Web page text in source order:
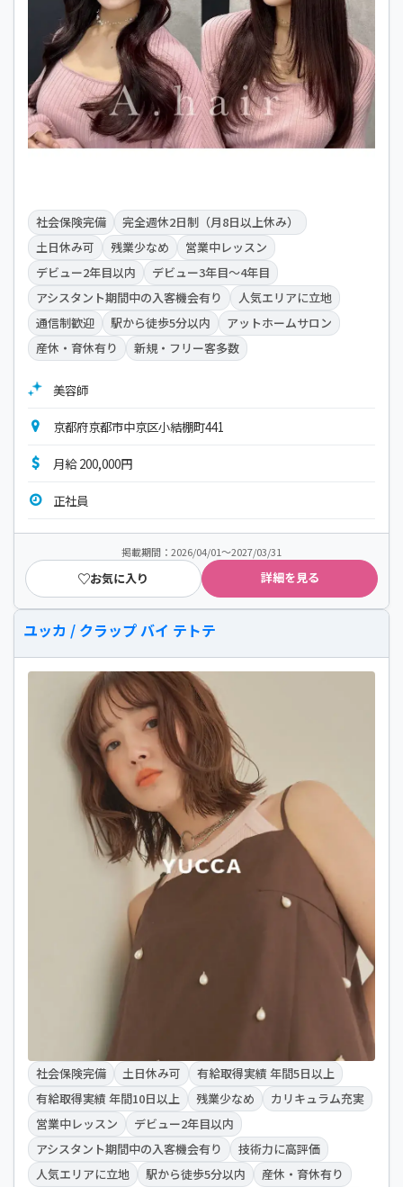
社会保険完備
完全週休2日制（月8日以上休み）
土日休み可
残業少なめ
営業中レッスン
デビュー2年目以内
デビュー3年目～4年目
アシスタント期間中の入客機会有り
人気エリアに立地
通信制歓迎
駅から徒歩5分以内
アットホームサロン
産休・育休有り
新規・フリー客多数
美容師
京都府京都市中京区小結棚町441
月給 200,000円
正社員
掲載期間：2026/04/01～2027/03/31
お気に入り 詳細を見る
ユッカ / クラップ バイ テトテ
社会保険完備 土日休み可
有給取得実績 年間5日以上
有給取得実績 年間10日以上
残業少なめ
カリキュラム充実
営業中レッスン
デビュー2年目以内
アシスタント期間中の入客機会有り
技術力に高評価
人気エリアに立地
駅から徒歩5分以内
産休・育休有り